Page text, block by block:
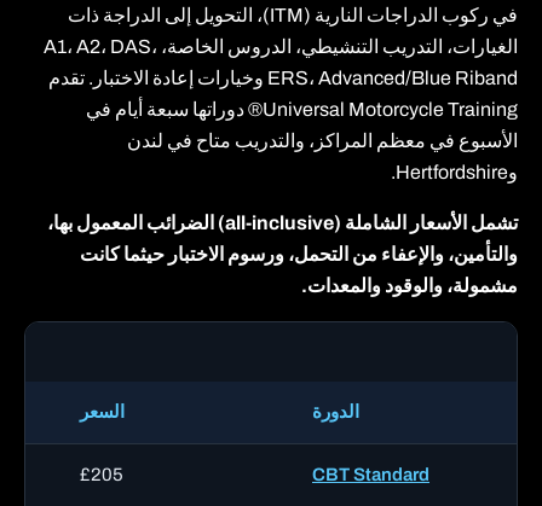
في ركوب الدراجات النارية (ITM)، التحويل إلى الدراجة ذات
الغيارات، التدريب التنشيطي، الدروس الخاصة، A1، A2، DAS،
ERS، Advanced/Blue Riband وخيارات إعادة الاختبار. تقدم
Universal Motorcycle Training® دوراتها سبعة أيام في
الأسبوع في معظم المراكز، والتدريب متاح في لندن
وHertfordshire.
تشمل الأسعار الشاملة (all-inclusive) الضرائب المعمول بها،
والتأمين، والإعفاء من التحمل، ورسوم الاختبار حيثما كانت
مشمولة، والوقود والمعدات.
الدورة السعر
CBT Standard
£205